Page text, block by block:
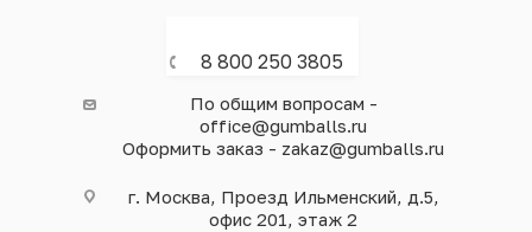
8 800 250 3805
По общим вопросам -
office@gumballs.ru
Оформить заказ - zakaz@gumballs.ru
г. Москва, Проезд Ильменский, д.5,
офис 201, этаж 2